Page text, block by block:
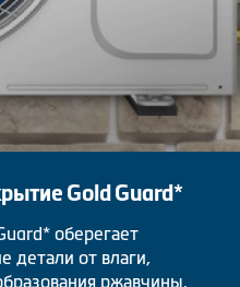
Gold Guard*
оберегает
детали от влаги,
ржавчины.